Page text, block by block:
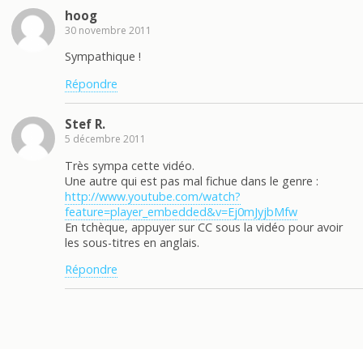
hoog
30 novembre 2011
Sympathique !
Répondre
Stef R.
5 décembre 2011
Très sympa cette vidéo.
Une autre qui est pas mal fichue dans le genre :
http://www.youtube.com/watch?
feature=player_embedded&v=Ej0mJyjbMfw
En tchèque, appuyer sur CC sous la vidéo pour avoir
les sous-titres en anglais.
Répondre